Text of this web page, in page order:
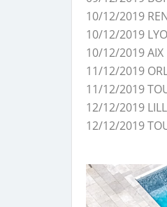
10/12/2019
10/12/2019
10/12/2019 AIX
11/12/2019
11/12/2019
12/12/2019
12/12/2019